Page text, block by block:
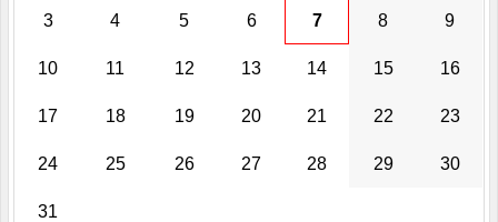
3 4 5 6 7 8 9
10 11 12 13 14 15 16
17 18 19 20 21 22 23
24 25 26 27 28 29 30
31